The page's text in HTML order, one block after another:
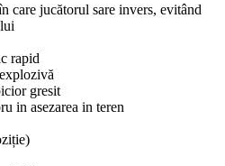
care jucătorul sare invers, evitând
rapid
gresit
in asezarea in teren